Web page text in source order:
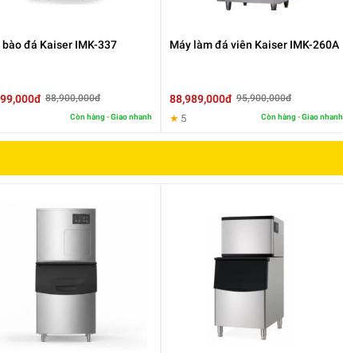
bào đá Kaiser IMK-337
88,900,000đ
Còn hàng - Giao nhanh
Máy làm đá viên Kaiser IMK-260A
88,989,000đ 95,900,000đ
★ 5 Còn hàng - Giao nhanh